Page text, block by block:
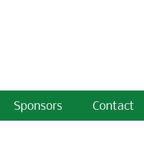
Sponsors Contact